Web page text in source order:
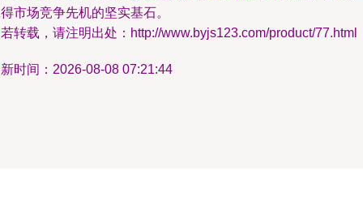
市场竞争先机的坚实基石。
转载，请注明出处：http://www.byjs123.com/product/77.html
时间：2026-08-08 07:21:44